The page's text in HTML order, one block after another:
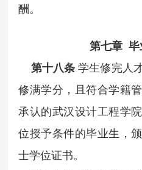
酬。
第七章 毕
第十八条学生修完人
修满学分，且符合学籍
承认的武汉设计工程学
位授予条件的毕业生，
士学位证书。